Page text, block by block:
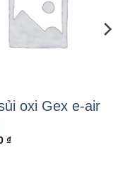
oxi Gex e-air
₫